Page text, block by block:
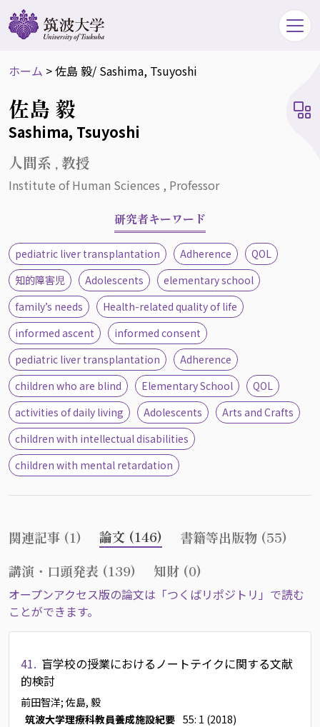
ホーム >佐島 毅/ Sashima, Tsuyoshi
佐島 毅
Sashima, Tsuyoshi
人間系 , 教授
Institute of Human Sciences , Professor
研究者キーワード
pediatric liver transplantation Adherence
QOL
知的障害児
Adolescents
elementary school
family’s needs
Health-related quality of life
informed ascent
informed consent
pediatric liver transplantation
Adherence
children who are blind
Elementary School
QOL
activities of daily living
Adolescents
Arts and Crafts
children with intellectual disabilities
children with mental retardation
関連記事 (1) 論文 (146)
書籍等出版物 (55)
講演・口頭発表 (139)
知財 (0)
オープンアクセス版の論文は「つくばリポジトリ」で読む
ことができます。
41. 盲学校の授業におけるノートテイクに関する文献
的検討
前田智洋; 佐島, 毅
筑波大学理療科教員養成施設紀要 55: 1 (2018)